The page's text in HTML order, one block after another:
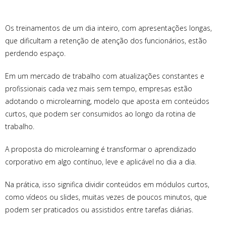
Os treinamentos de um dia inteiro, com apresentações longas,
que dificultam a retenção de atenção dos funcionários, estão
perdendo espaço.
Em um mercado de trabalho com atualizações constantes e
profissionais cada vez mais sem tempo, empresas estão
adotando o microlearning, modelo que aposta em conteúdos
curtos, que podem ser consumidos ao longo da rotina de
trabalho.
A proposta do microlearning é transformar o aprendizado
corporativo em algo contínuo, leve e aplicável no dia a dia.
Na prática, isso significa dividir conteúdos em módulos curtos,
como vídeos ou slides, muitas vezes de poucos minutos, que
podem ser praticados ou assistidos entre tarefas diárias.